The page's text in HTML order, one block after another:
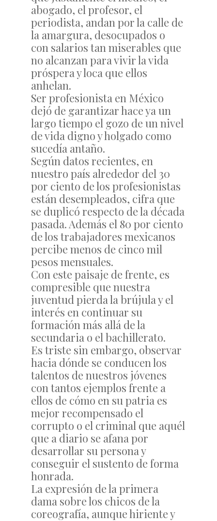
abogado, el profesor, el
periodista, andan por la calle de
la amargura, desocupados o
con salarios tan miserables que
no alcanzan para vivir la vida
próspera y loca que ellos
anhelan.
Ser profesionista en México
dejó de garantizar hace ya un
largo tiempo el gozo de un nivel
de vida digno y holgado como
sucedía antaño.
Según datos recientes, en
nuestro país alrededor del 30
por ciento de los profesionistas
están desempleados, cifra que
se duplicó respecto de la década
pasada. Además el 80 por ciento
de los trabajadores mexicanos
percibe menos de cinco mil
pesos mensuales.
Con este paisaje de frente, es
compresible que nuestra
juventud pierda la brújula y el
interés en continuar su
formación más allá de la
secundaria o el bachillerato.
Es triste sin embargo, observar
hacia dónde se conducen los
talentos de nuestros jóvenes
con tantos ejemplos frente a
ellos de cómo en su patria es
mejor recompensado el
corrupto o el criminal que aquél
que a diario se afana por
desarrollar su persona y
conseguir el sustento de forma
honrada.
La expresión de la primera
dama sobre los chicos de la
coreografía, aunque hiriente y